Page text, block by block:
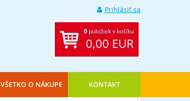
Prihlásiť sa
0 položiek v košíku
0,00 EUR
VŠETKO O NÁKUPE KONTAKT